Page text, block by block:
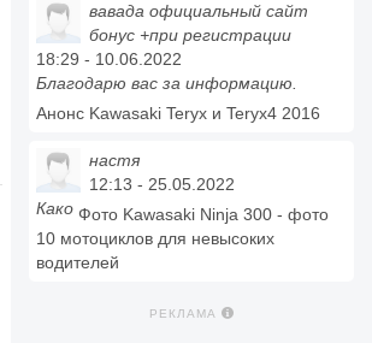
вавада официальный сайт
бонус +при регистрации
18:29 - 10.06.2022
Благодарю вас за информацию.
Анонс Kawasaki Teryx и Teryx4 2016
настя
12:13 - 25.05.2022
Како Фото Kawasaki Ninja 300 - фото
10 мотоциклов для невысоких
водителей
РЕКЛАМА